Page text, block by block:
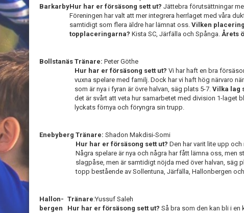
BarkarbyHur har er försäsong sett ut? Jättebra förutsättningar
Föreningen har valt att mer integrera herrlaget med våra
samtidigt som flera äldre har lämnat oss. Vilken
topplaceringarna? Kista SC, Järfälla och Spånga. Årets
Bollstanäs Tränare: Peter Göthe
Hur har er försäsong sett ut? Vi har haft en bra
vuxna spelare med familj. Dock har vi haft hög närvaro
som är nya i fyran är övre halvan, säg plats 5-7. Vilka lag
det är svårt att veta hur samarbetet med division 1-laget
lyckats förnya och föryngra sin trupp.
Enebyberg Tränare: Shadon Makdisi-Somi
Hur har er försäsong sett ut? Den har varit lite upp och
Några spelare är nya och några har fått lämna oss, men
slagpåse, men är samtidigt nöjda med över halvan, säg
topp bestående av Sollentuna, Järfälla, Hallonbergen
Hallon-
bergen
Tränare:Yussuf Saleh
Hur har er försäsong sett ut? Så bra som den kan bli i en